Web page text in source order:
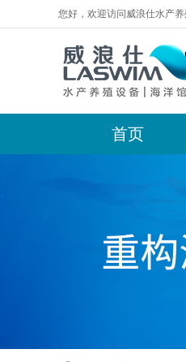
您好，欢迎访问威浪仕水产
首页